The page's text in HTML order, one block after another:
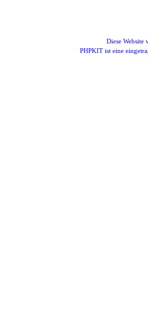
Diese Website
PHPKIT ist eine